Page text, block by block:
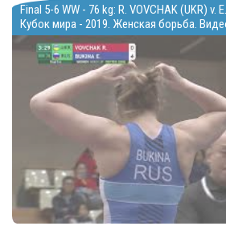
Final 5-6 WW - 76 kg: R. VOVCHAK (UKR) v.
Кубок мира - 2019. Женская борьба.